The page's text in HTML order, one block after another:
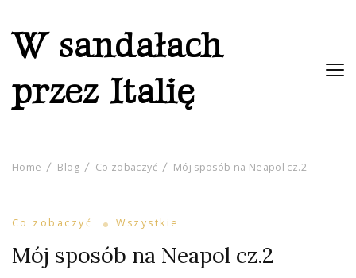
W sandałach
przez Italię
Home Blog Co zobaczyć Mój sposób na Neapol cz.2
Co zobaczyć Wszystkie
Mój sposób na Neapol cz.2